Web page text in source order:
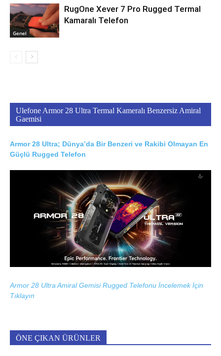
Genel
RugOne Xever 7 Pro Rugged Termal
Kamaralı Telefon
Ulefone Armor 28 Ultra Termal Kameralı Benzersiz Amiral
Gaemisi
Armor 28 Ultra; Dünya’da Bir Benzeri ve Rakibi Olmayan En
Güçlü Rugged Telefon
Armor 28 Ultra Amiral Gemisi Rugged Telefonu İncelemek İçin
Tıklayın
ÖNE ÇIKAN ÜRÜNLER